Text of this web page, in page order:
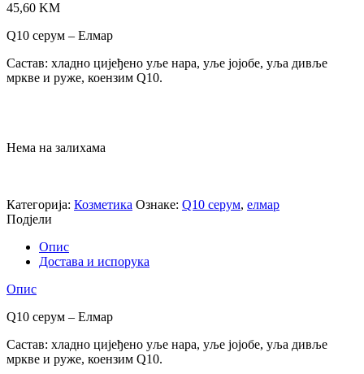
45,60 KM
Q10 серум – Елмар
Састав: хладно цијеђено уље нара, уље јојобе, уља дивље
мркве и руже, коензим Q10.
Нема на залихама
Категорија: Козметика Ознаке: Q10 серум, елмар
Подјели
Опис
Достава и испорука
Опис
Q10 серум – Елмар
Састав: хладно цијеђено уље нара, уље јојобе, уља дивље
мркве и руже, коензим Q10.